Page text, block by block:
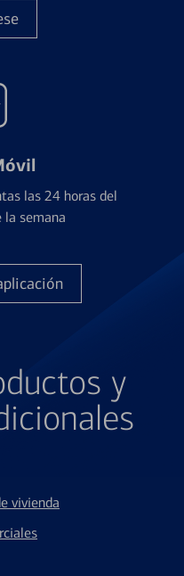
las 24 horas del
la semana
y
vivienda